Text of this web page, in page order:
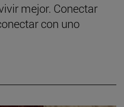
mejor. Conectar
con uno